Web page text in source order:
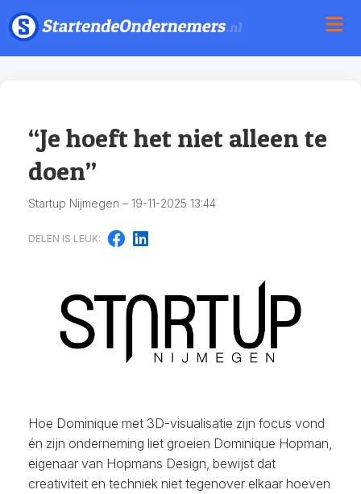
“Je hoeft het niet alleen te
doen”
Startup Nijmegen – 19-11-2025 13:44
DELEN IS LEUK:
Hoe Dominique met 3D-visualisatie zijn focus vond
én zijn onderneming liet groeien Dominique Hopman,
eigenaar van Hopmans Design, bewijst dat
creativiteit en techniek niet tegenover elkaar hoeven